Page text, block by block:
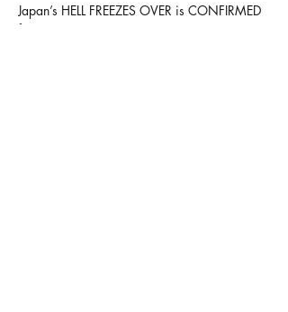
Japan’s HELL FREEZES OVER is CONFIRMED
for KEEP IT TRUE 2026, Germany’s premier